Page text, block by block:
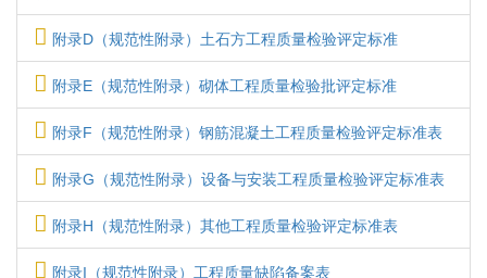
附录D（规范性附录）土石方工程质量检验评定标准
附录E（规范性附录）砌体工程质量检验批评定标准
附录F（规范性附录）钢筋混凝土工程质量检验评定标准表
附录G（规范性附录）设备与安装工程质量检验评定标准表
附录H（规范性附录）其他工程质量检验评定标准表
附录I（规范性附录）工程质量缺陷备案表